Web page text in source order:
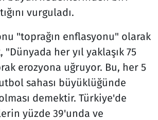
vurguladı.
"toprağın enflasyonu" olarak
her yıl yaklaşık 75
erozyona uğruyor. Bu, her 5
sahası büyüklüğünde
demektir. Türkiye'de
yüzde 39'unda ve